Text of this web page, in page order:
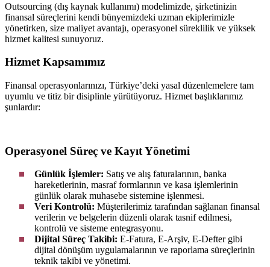
Outsourcing (dış kaynak kullanımı) modelimizde, şirketinizin
finansal süreçlerini kendi bünyemizdeki uzman ekiplerimizle
yönetirken, size maliyet avantajı, operasyonel süreklilik ve yüksek
hizmet kalitesi sunuyoruz.
Hizmet Kapsamımız
Finansal operasyonlarınızı, Türkiye’deki yasal düzenlemelere tam
uyumlu ve titiz bir disiplinle yürütüyoruz. Hizmet başlıklarımız
şunlardır:
Operasyonel Süreç ve Kayıt Yönetimi
Günlük İşlemler: Satış ve alış faturalarının, banka
hareketlerinin, masraf formlarının ve kasa işlemlerinin
günlük olarak muhasebe sistemine işlenmesi.
Veri Kontrolü: Müşterilerimiz tarafından sağlanan finansal
verilerin ve belgelerin düzenli olarak tasnif edilmesi,
kontrolü ve sisteme entegrasyonu.
Dijital Süreç Takibi: E-Fatura, E-Arşiv, E-Defter gibi
dijital dönüşüm uygulamalarının ve raporlama süreçlerinin
teknik takibi ve yönetimi.